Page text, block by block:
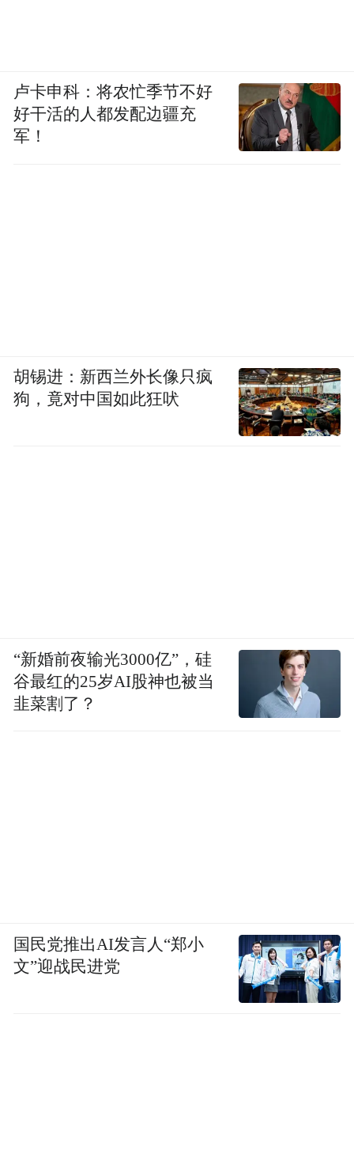
卢卡申科：将农忙季节不好
好干活的人都发配边疆充
军！
胡锡进：新西兰外长像只疯
狗，竟对中国如此狂吠
“新婚前夜输光3000亿”，硅
谷最红的25岁AI股神也被当
韭菜割了？
国民党推出AI发言人“郑小
文”迎战民进党